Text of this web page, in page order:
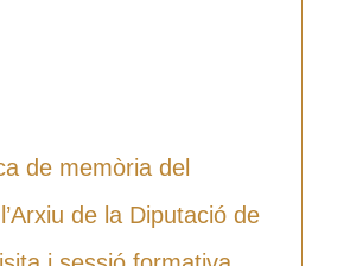
de memòria del
de la Diputació de